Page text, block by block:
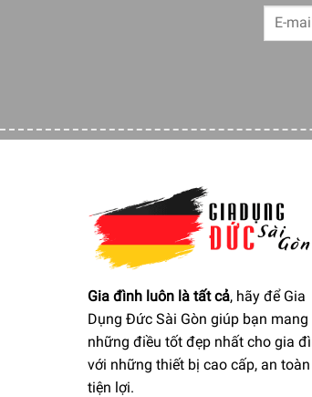
Công suất hoạt động
Máy nướng bánh mì vận hành
Gia đình luôn là tất cả, hãy để Gia
Dụng Đức Sài Gòn giúp bạn mang
những điều tốt đẹp nhất cho gia
với những thiết bị cao cấp, an
tiện lợi.